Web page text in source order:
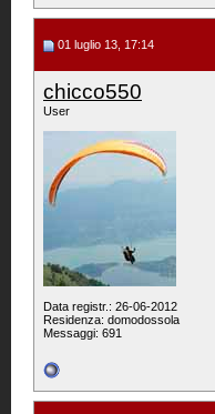
01 luglio 13, 17:14
chicco550
User
Data registr.: 26-06-2012
Residenza: domodossola
Messaggi: 691